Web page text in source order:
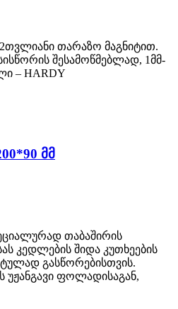
თარაზო მაგნიტით.
შესამოწმებლად, 1მმ-
– HARDY
მმ
თაბაშირის
კედლების შიდა კუთხეების
გასწორებისთვის.
უჟანგავი ფოლადისაგან,